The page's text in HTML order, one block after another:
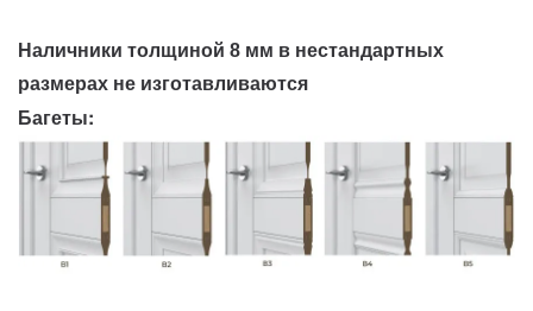
Наличники толщиной 8 мм в нестандартных
размерах не изготавливаются
Багеты: